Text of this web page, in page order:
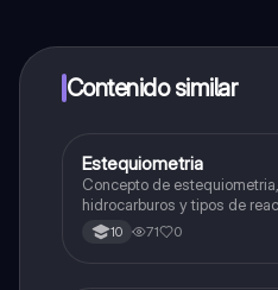
a determinadas funciones.
Contenido similar
Química
Estequiometria
Concepto de
hidrocarburos y tipos de
10 71 0